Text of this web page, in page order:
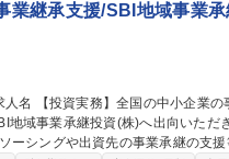
業継承支援/SBI地域事業
ングや出資先の事業承継の支援等を